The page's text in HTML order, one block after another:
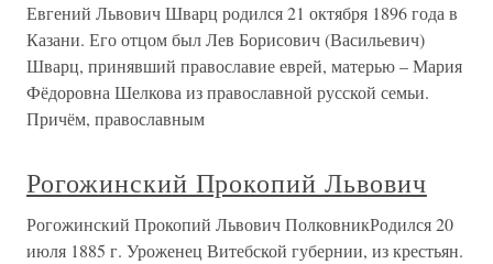
Евгений Львович Шварц родился 21 октября 1896 года в
Казани. Его отцом был Лев Борисович (Васильевич)
Шварц, принявший православие еврей, матерью – Мария
Фёдоровна Шелкова из православной русской семьи.
Причём, православным
Рогожинский Прокопий Львович
Рогожинский Прокопий Львович ПолковникРодился 20
июля 1885 г. Уроженец Витебской губернии, из крестьян.